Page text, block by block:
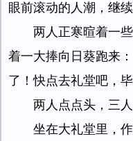
眼前滚动的人潮，继续
两人正寒暄着一
着一大捧向日葵跑来
了！快点去礼堂吧，
两人点点头，三
坐在大礼堂里，